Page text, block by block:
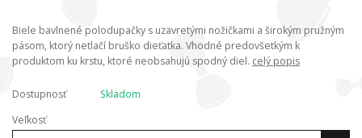
Biele bavlnené polodupačky s uzavretými nožičkami a širokým pružným
pásom, ktorý netlačí bruško dieťatka. Vhodné predovšetkým k
produktom ku krstu, ktoré neobsahujú spodný diel. celý popis
Dostupnosť
Skladom
Veľkosť